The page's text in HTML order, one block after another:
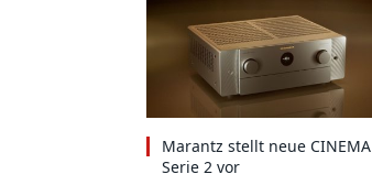
Marantz stellt neue CINEMA
Serie 2 vor